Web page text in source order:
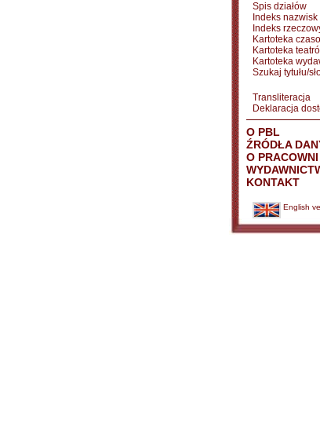
Spis działów
Indeks nazwisk
Indeks
Kartoteka
Kartoteka
Kartoteka
Szukaj tytułu/
Transliteracja
Deklaracja
O PBL
ŹRÓDŁA
O PRACOWNI
KONTAKT
English